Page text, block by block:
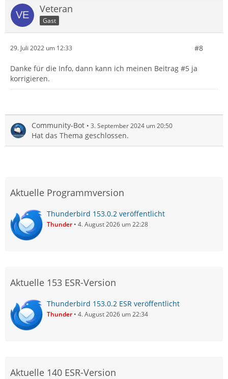
Veteran
Gast
29. Juli 2022 um 12:33 #8
Danke für die Info, dann kann ich meinen Beitrag #5 ja
korrigieren.
Community-Bot 3. September 2024 um 20:50
Hat das Thema geschlossen.
Aktuelle Programmversion
Thunderbird 153.0.2 veröffentlicht
Thunder 4. August 2026 um 22:28
Aktuelle 153 ESR-Version
Thunderbird 153.0.2 ESR veröffentlicht
Thunder 4. August 2026 um 22:34
Aktuelle 140 ESR-Version